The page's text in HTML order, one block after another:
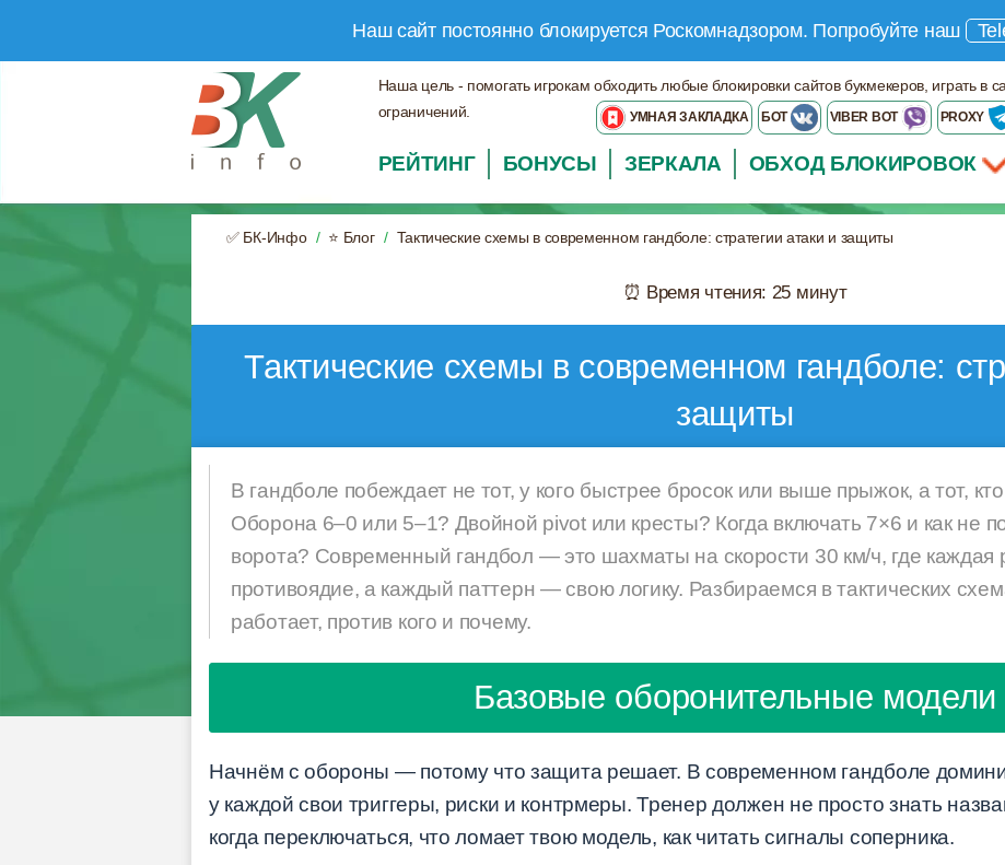
Наш сайт постоянно блокируется Роскомнадзором. Попробуйте наш
Наша цель - помогать игрокам обходить любые блокировки сайтов букмекеров, играть в
ограничений.
PROXY
VIBER BOT
БОТ
УМНАЯ ЗАКЛАДКА
РЕЙТИНГ БОНУСЫ ЗЕРКАЛА ОБХОД БЛОКИРОВОК
✅ БК-Инфо ⭐ Блог Тактические схемы в современном гандболе: стратегии атаки и защиты
⏰ Время чтения: 25 минут
Тактические схемы в современном гандболе:
защиты
В гандболе побеждает не тот, у кого быстрее бросок или выше прыжок, а тот,
Оборона 6–0 или 5–1? Двойной pivot или кресты? Когда включать 7×6 и как не
ворота? Современный гандбол — это шахматы на скорости 30 км/ч, где каждая
противоядие, а каждый паттерн — свою логику. Разбираемся в тактических
работает, против кого и почему.
Базовые оборонительные модели
Начнём с обороны — потому что защита решает. В современном гандболе
у каждой свои триггеры, риски и контрмеры. Тренер должен не просто знать
когда переключаться, что ломает твою модель, как читать сигналы соперника.